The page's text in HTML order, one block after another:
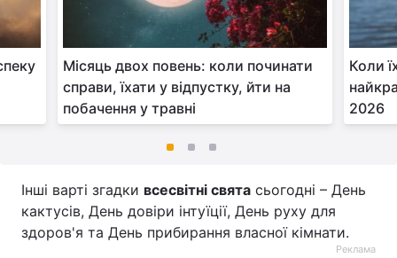
Місяць двох повень: коли починати
справи, їхати у відпустку, йти на
побачення у травні
Коли
2026
Інші варті згадки всесвітні свята сьогодні – День
кактусів, День довіри інтуїції, День руху для
здоров'я та День прибирання власної кімнати.
Реклама